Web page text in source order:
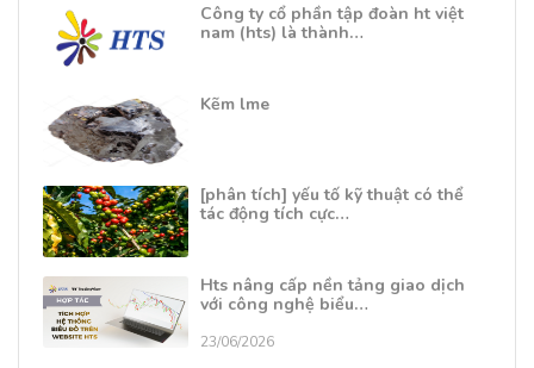
Công ty cổ phần tập đoàn ht việt
nam (hts) là thành…
Kẽm lme
[phân tích] yếu tố kỹ thuật có thể
tác động tích cực…
Hts nâng cấp nền tảng giao dịch
với công nghệ biểu…
23/06/2026